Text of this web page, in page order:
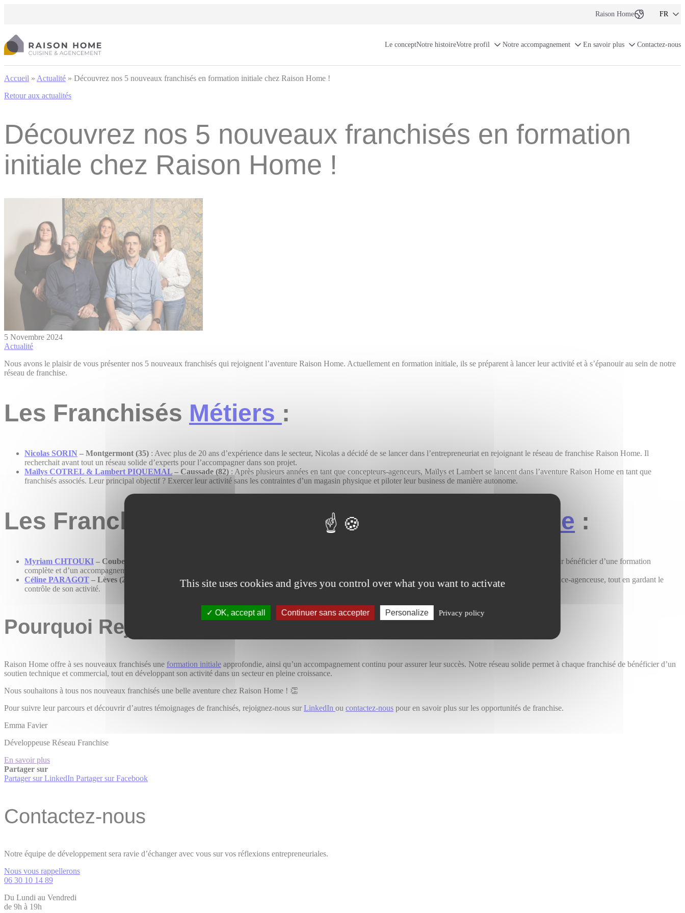
This site uses cookies and gives you control over what you want to activate
OK, accept all Continuer sans accepter Personalize Privacy policy
Raison Home FR
Le conceptNotre histoireVotre profil Notre accompagnement En savoir plus Contactez-nous
Accueil » Actualité » Découvrez nos 5 nouveaux franchisés en formation initiale chez Raison Home !
Retour aux actualités
Découvrez nos 5 nouveaux franchisés en formation
initiale chez Raison Home !
5 Novembre 2024
Actualité
Nous avons le plaisir de vous présenter nos 5 nouveaux franchisés qui rejoignent l’aventure Raison Home. Actuellement en formation initiale, ils se préparent à lancer leur activité et à s’épanouir au sein de notre
réseau de franchise.
Les Franchisés Métiers :
Nicolas SORIN – Montgermont (35) : Avec plus de 20 ans d’expérience dans le secteur, Nicolas a décidé de se lancer dans l’entrepreneuriat en rejoignant le réseau de franchise Raison Home. Il
recherchait avant tout un réseau solide d’experts pour l’accompagner dans son projet.
Maïlys COTREL & Lambert PIQUEMAL – Caussade (82) : Après plusieurs années en tant que concepteurs-agenceurs, Maïlys et Lambert se lancent dans l’aventure Raison Home en tant que
franchisés associés. Leur principal objectif ? Exercer leur activité sans les contraintes d’un magasin physique et piloter leur business de manière autonome.
Les Franchisés en Reconversion Professionnelle :
Myriam CHTOUKI – Coubert (77)
: En quête d’un nouveau défi professionnel, Myriam a choisi de devenir conceptrice-agenceuse. Elle a rejoint notre franchise pour bénéficier d’une formation
complète et d’un accompagnement quotidien.
Céline PARAGOT – Lèves (28)
: Avec une longue carrière dans le recrutement, Céline souhaite aujourd’hui s’épanouir dans un nouveau secteur en tant que conceptrice-agenceuse, tout en gardant le
contrôle de son activité.
Pourquoi Rejoindre Notre Réseau de Franchise ?
Raison Home offre à ses nouveaux franchisés une formation initiale approfondie, ainsi qu’un accompagnement continu pour assurer leur succès. Notre réseau solide permet à chaque franchisé de bénéficier d’un
soutien technique et commercial, tout en développant son activité dans un secteur en pleine croissance.
Nous souhaitons à tous nos nouveaux franchisés une belle aventure chez Raison Home ! 👏
Pour suivre leur parcours et découvrir d’autres témoignages de franchisés, rejoignez-nous sur LinkedIn ou contactez-nous pour en savoir plus sur les opportunités de franchise.
Emma Favier
Développeuse Réseau Franchise
En savoir plus
Partager sur
Partager sur LinkedIn Partager sur Facebook
Contactez-nous
Notre équipe de développement sera ravie d’échanger avec vous sur vos réflexions entrepreneuriales.
Nous vous rappellerons
06 30 10 14 89
Du Lundi au Vendredi
de 9h à 19h